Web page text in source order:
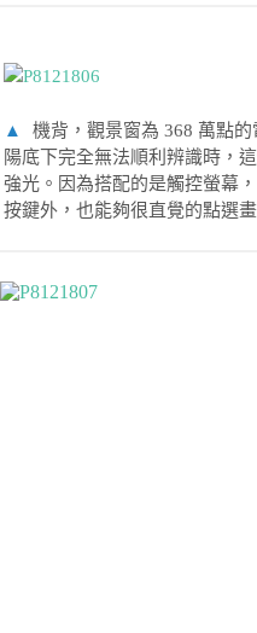
▲
機背，觀景窗為 368 萬點
陽底下完全無法順利辨識時，
強光。因為搭配的是觸控螢幕
按鍵外，也能夠很直覺的點選